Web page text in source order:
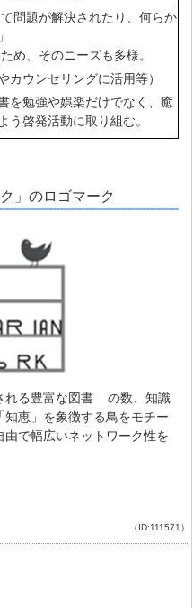
問題が解決されたり、何らか
め、そのニーズも多様。
カウンセリングに活用等）
を勉強や娯楽だけでなく、癒
う啓発活動に取り組む。
」のロゴマーク
れる豊富な図書 の数、知識
恵」を象徴する鳥をモチー
で幅広いネットワーク性を
（ID:111571）